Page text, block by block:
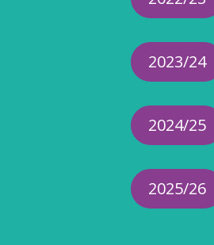
2023/24
2024/25
2025/26